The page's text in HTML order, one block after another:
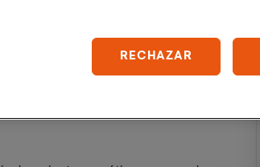
tendencias en
años
RECHAZAR